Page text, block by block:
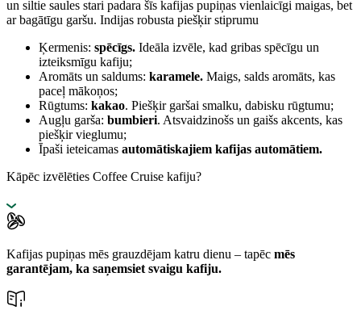
un siltie saules stari padara šīs kafijas pupiņas vienlaicīgi maigas, bet
ar bagātīgu garšu. Indijas robusta piešķir stiprumu
Ķermenis: spēcīgs. Ideāla izvēle, kad gribas spēcīgu un
izteiksmīgu kafiju;
Aromāts un saldums: karamele. Maigs, salds aromāts, kas
paceļ mākoņos;
Rūgtums: kakao. Piešķir garšai smalku, dabisku rūgtumu;
Augļu garša: bumbieri. Atsvaidzinošs un gaišs akcents, kas
piešķir vieglumu;
Īpaši ieteicamas automātiskajiem kafijas automātiem.
Kāpēc izvēlēties Coffee Cruise kafiju?
Kafijas pupiņas mēs grauzdējam katru dienu – tapēc mēs
garantējam, ka saņemsiet svaigu kafiju.